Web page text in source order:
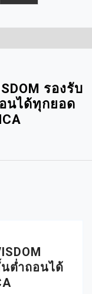
รองรับ
นได้ทุกยอด
ต่ำถอนได้